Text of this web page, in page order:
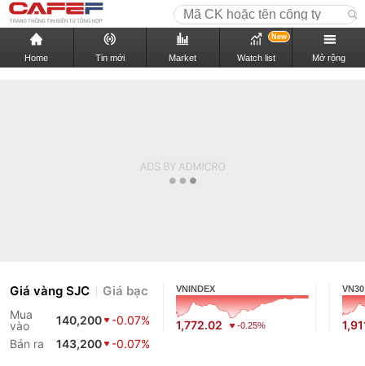
Home Tin mới Market Watch list
New
Mở rộng
Giá vàng SJC Giá bạc
Mua
vào
140,200
-0.07%
Bán ra
143,200 -0.07%
VNINDEX
1,772.02 -0.25%
VN30